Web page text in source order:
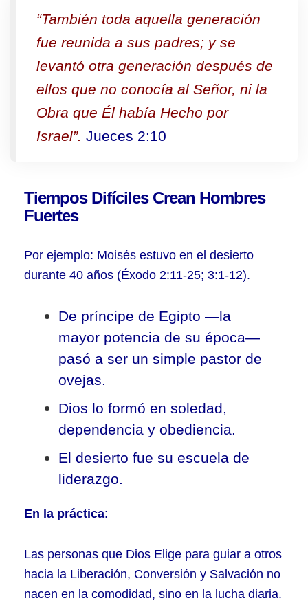
diferentes
etapas
de
quienes
Sirven
en
el
“También toda aquella generación
fue reunida a sus padres; y se
levantó otra generación después de
ellos que no conocía al Señor, ni la
Obra que Él había Hecho por
Israel”. Jueces 2:10
Tiempos Difíciles Crean Hombres
Fuertes
Por ejemplo: Moisés estuvo en el desierto
durante 40 años (Éxodo 2:11-25; 3:1-12).
De príncipe de Egipto —la
mayor potencia de su época—
pasó a ser un simple pastor de
ovejas.
Dios lo formó en soledad,
dependencia y obediencia.
El desierto fue su escuela de
liderazgo.
En la práctica:
Las personas que Dios Elige para guiar a otros
hacia la Liberación, Conversión y Salvación no
nacen en la comodidad, sino en la lucha diaria.